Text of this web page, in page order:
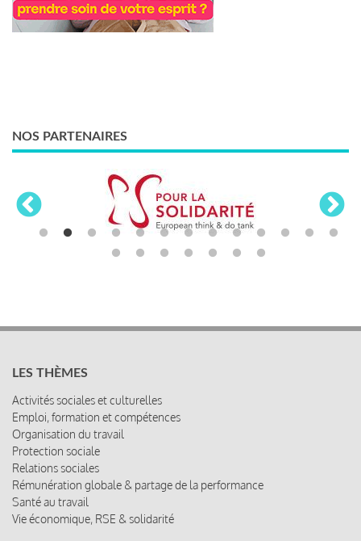
NOS PARTENAIRES
LES THÈMES
Activités sociales et culturelles
Emploi, formation et compétences
Organisation du travail
Protection sociale
Relations sociales
Rémunération globale & partage de la performance
Santé au travail
Vie économique, RSE & solidarité